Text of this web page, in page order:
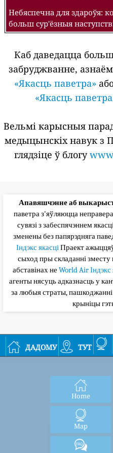
Небяспечна для здароўя:
больш сур'ёзныя
Каб даведацца
забруджванне,
«Якасць паветра»
«Якасць
Вельмі карысныя
медыцынскіх навук з
глядзіце ў блогу
Апавяшчэнне аб
паветра з'яўляюцца
сувязі з забеспячэннем
зменены без папярэдняга
Індэкс якасціПраект
сыход пры складанні зместу
абставінах не World Air Індэкс
агенты нясуць адказнасць у
за любыя страты,
крыніцы
дадому тут
Home
Map